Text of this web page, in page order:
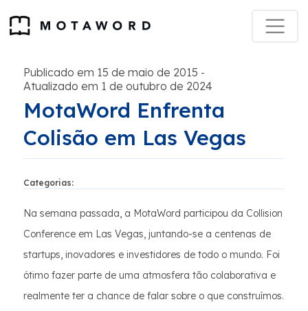
Publicado em 15 de maio de 2015 -
Atualizado em 1 de outubro de 2024
MotaWord Enfrenta
Colisão em Las Vegas
Categorias:
Na semana passada, a MotaWord participou da Collision
Conference em Las Vegas, juntando-se a centenas de
startups, inovadores e investidores de todo o mundo. Foi
ótimo fazer parte de uma atmosfera tão colaborativa e
realmente ter a chance de falar sobre o que construímos.